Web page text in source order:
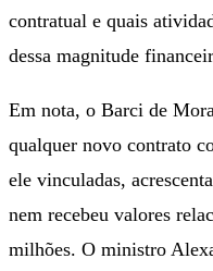
contratual e quais
dessa magnitude
Em nota, o Barci de
qualquer novo contrato
ele vinculadas,
nem recebeu valores
milhões. O ministro